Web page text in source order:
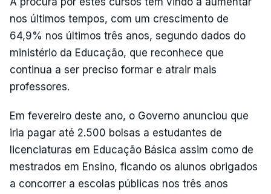
nos últimos tempos, com um crescimento de
64,9% nos últimos três anos, segundo dados do
ministério da Educação, que reconhece que
continua a ser preciso formar e atrair mais
professores.
Em fevereiro deste ano, o Governo anunciou que
iria pagar até 2.500 bolsas a estudantes de
licenciaturas em Educação Básica assim como de
mestrados em Ensino, ficando os alunos obrigados
a concorrer a escolas públicas nos três anos